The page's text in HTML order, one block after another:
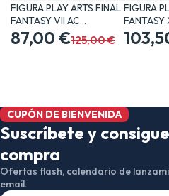
FIGURA PLAY ARTS FINAL
FANTASY VII AC
BARRET…
87,00 €125,00 €
FIGURA
FANTASY
CUPÓN DE BIENVENIDA
Suscríbete y
compra
Ofertas flash, calendario de
email.